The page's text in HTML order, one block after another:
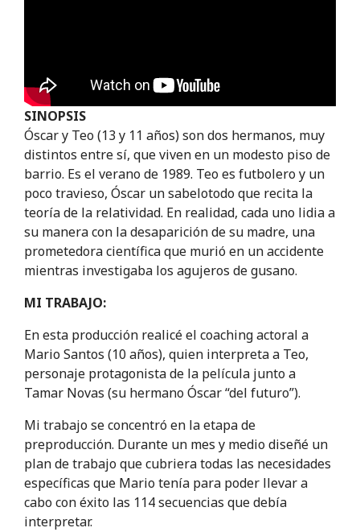
SINOPSIS
Óscar y Teo (13 y 11 años) son dos hermanos, muy
distintos entre sí, que viven en un modesto piso de
barrio. Es el verano de 1989. Teo es futbolero y un
poco travieso, Óscar un sabelotodo que recita la
teoría de la relatividad. En realidad, cada uno lidia a
su manera con la desaparición de su madre, una
prometedora científica que murió en un accidente
mientras investigaba los agujeros de gusano.
MI TRABAJO:
En esta producción realicé el coaching actoral a
Mario Santos (10 años), quien interpreta a Teo,
personaje protagonista de la película junto a
Tamar Novas (su hermano Óscar “del futuro”).
Mi trabajo se concentró en la etapa de
preproducción. Durante un mes y medio diseñé un
plan de trabajo que cubriera todas las necesidades
específicas que Mario tenía para poder llevar a
cabo con éxito las 114 secuencias que debía
interpretar.